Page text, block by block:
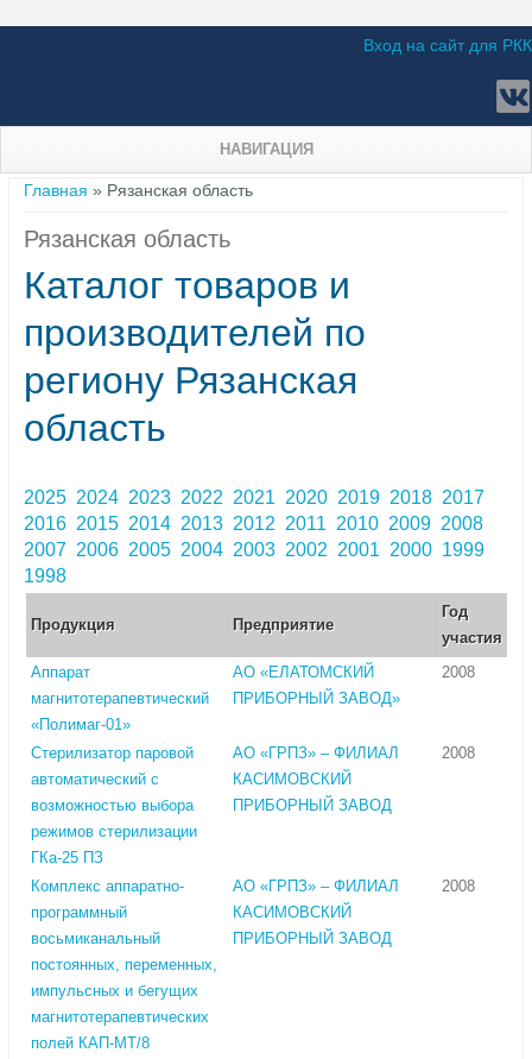
Вход на сайт для РКК
НАВИГАЦИЯ
Вы здесь
Главная » Рязанская область
Рязанская область
Каталог товаров и
производителей по
региону Рязанская
область
2025 2024 2023 2022 2021 2020 2019 2018 2017
2016 2015 2014 2013 2012 2011 2010 2009 2008
2007 2006 2005 2004 2003 2002 2001 2000 1999
1998
Продукция Предприятие
Год
участия
Аппарат
магнитотерапевтический
«Полимаг-01»
АО «ЕЛАТОМСКИЙ
ПРИБОРНЫЙ ЗАВОД»
2008
Стерилизатор паровой
автоматический с
возможностью выбора
режимов стерилизации
ГКа-25 ПЗ
АО «ГРПЗ» – ФИЛИАЛ
КАСИМОВСКИЙ
ПРИБОРНЫЙ ЗАВОД
2008
Комплекс аппаратно-
программный
восьмиканальный
постоянных, переменных,
импульсных и бегущих
магнитотерапевтических
полей КАП-МТ/8
АО «ГРПЗ» – ФИЛИАЛ
КАСИМОВСКИЙ
ПРИБОРНЫЙ ЗАВОД
2008